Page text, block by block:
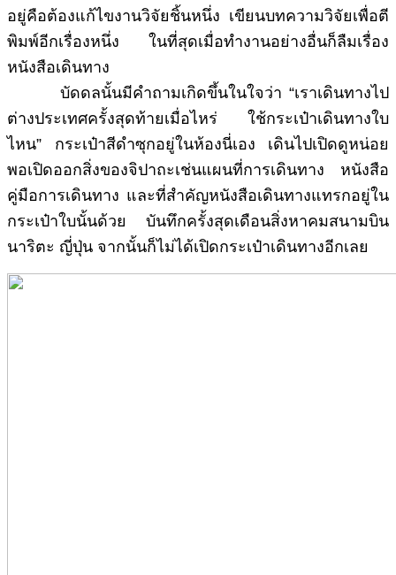
อยู่คือต้องแก้ไขงานวิจัยชิ้นหนึ่ง เขียนบทความวิจัยเพื่อตี
พิมพ์อีกเรื่องหนึ่ง ในที่สุดเมื่อทำงานอย่างอื่นก็ลืมเรื่อง
หนังสือเดินทาง
บัดดลนั้นมีคำถามเกิดขึ้นในใจว่า “เราเดินทางไป
ต่างประเทศครั้งสุดท้ายเมื่อไหร่ ใช้กระเป๋าเดินทางใบ
ไหน” กระเป๋าสีดำซุกอยู่ในห้องนี่เอง เดินไปเปิดดูหน่อย
พอเปิดออกสิ่งของจิปาถะเช่นแผนที่การเดินทาง หนังสือ
คู่มือการเดินทาง และที่สำคัญหนังสือเดินทางแทรกอยู่ใน
กระเป๋าใบนั้นด้วย บันทึกครั้งสุดเดือนสิ่งหาคมสนามบิน
นาริตะ ญี่ปุ่น จากนั้นก็ไม่ได้เปิดกระเป๋าเดินทางอีกเลย